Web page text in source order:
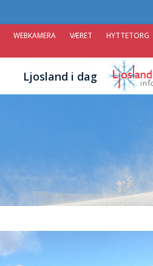
WEBKAMERA VÆRET HYTTETORG
Ljosland i dag